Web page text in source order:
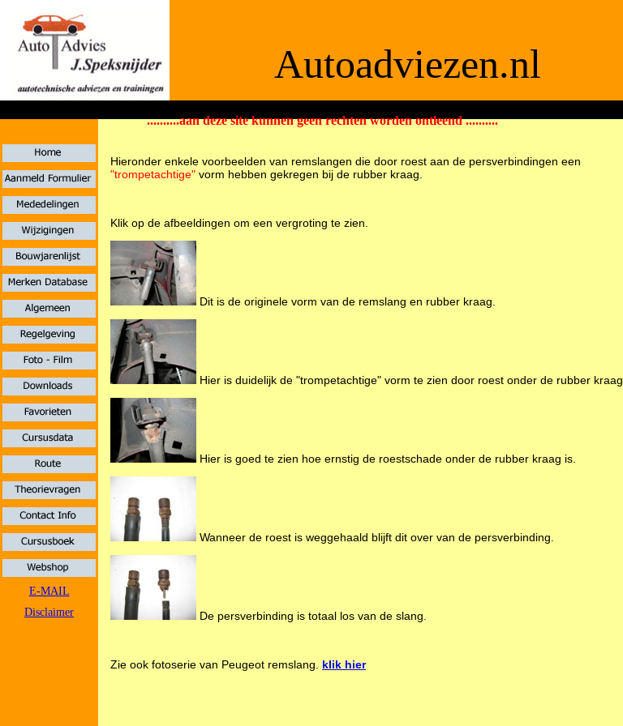
E-MAIL
Disclaimer
Autoadviezen.nl
Hieronder enkele voorbeelden van remslangen die door roest aan de persverbindingen een
"trompetachtige" vorm hebben gekregen bij de rubber kraag.
Klik op de afbeeldingen om een vergroting te zien.
Dit is de originele vorm van de remslang en rubber kraag.
Hier is duidelijk de "trompetachtige" vorm te zien door roest onder de rubber kraag.
Hier is goed te zien hoe ernstig de roestschade onder de rubber kraag is.
Wanneer de roest is weggehaald blijft dit over van de persverbinding.
De persverbinding is totaal los van de slang.
Zie ook fotoserie van Peugeot remslang. klik hier
..........aan deze site kunnen geen rechten worden ontleend ..........